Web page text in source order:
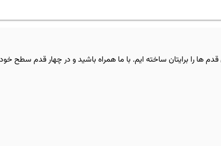
ها را برایتان ساخته ایم. با ما همراه باشید و در چهار قدم سطح خود